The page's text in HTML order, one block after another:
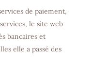
de paiement,
le site web
bancaires et
elle a passé des